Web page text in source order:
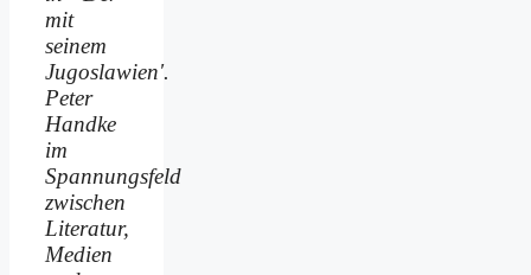
mit
seinem
Jugoslawien'.
Peter
Handke
im
Spannungsfeld
zwischen
Literatur,
Medien